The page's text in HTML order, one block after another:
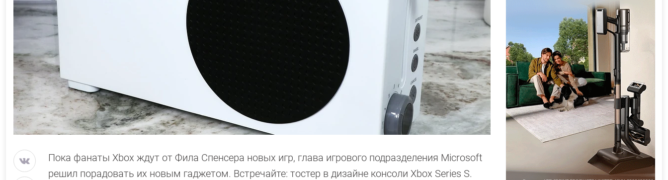
Пока фанаты Xbox ждут от Фила Спенсера новых игр, глава игрового подразделения Microsoft
решил порадовать их новым гаджетом. Встречайте: тостер в дизайне консоли Xbox Series S.